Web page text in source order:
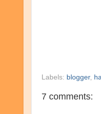
Labels: blogger,
7 comments: